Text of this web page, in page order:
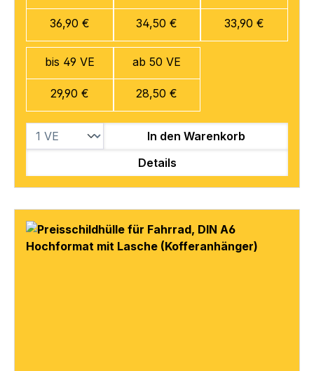
36,90 € 34,50 € 33,90 €
bis 49 VE
29,90 €
ab 50 VE
28,50 €
In den Warenkorb
Details